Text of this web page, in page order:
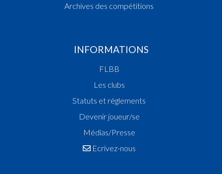
Archives des compétitions
INFORMATIONS
FLBB
Les clubs
Statuts et réglements
Devenir joueur/se
Médias/Presse
Ecrivez-nous